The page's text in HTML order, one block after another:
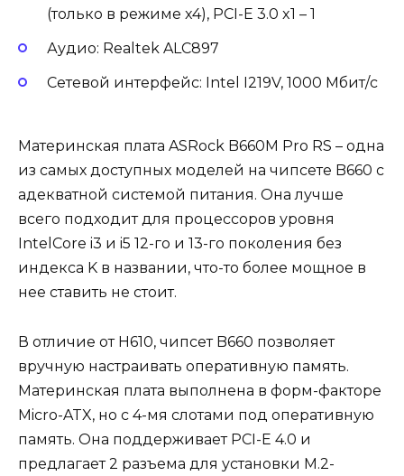
(только в режиме x4), PCI-E 3.0 x1 – 1
Аудио: Realtek ALC897
Сетевой интерфейс: Intel I219V, 1000 Мбит/с
Материнская плата ASRock B660M Pro RS – одна
из самых доступных моделей на чипсете B660 с
адекватной системой питания. Она лучше
всего подходит для процессоров уровня
IntelCore i3 и i5 12-го и 13-го поколения без
индекса K в названии, что-то более мощное в
нее ставить не стоит.
В отличие от H610, чипсет B660 позволяет
вручную настраивать оперативную память.
Материнская плата выполнена в форм-факторе
Micro-ATX, но с 4-мя слотами под оперативную
память. Она поддерживает PCI-E 4.0 и
предлагает 2 разъема для установки M.2-